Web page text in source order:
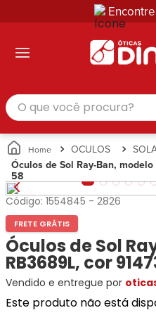
Masculino
Feminino
Infantil
Unissex
Busque
Por
Marcas
Ana
Hickmann
Bulget
Miu-
Miu
Guess
Lacoste
Categorias
Masculino
Feminino
Infantil
Unissex
Busque
Por
Marcas
Ray-
Ban
Prada
Ana
Hickmann
Tecnol
Correntes
para
Óculos
Estojos
para
Óculos
Soluções
Cuidados
Busque
Ray-
Ban
Exchange
Tommy
Hilfiger
Ana
Hickmann
Guess
Speedo
Categoria
Armações
de Óculos
Óculos
de Sol
para
Óculos
Estojo
para
Óculos
Gênero
Masculino
Feminino
O que você procura?
OCULOS
Óculos de Sol Ray-Ban,
58
Código: 1554845 - 2826
FRETE GRÁTIS
Óculos de Sol
RB3689L, cor
Vendido e entregue por
Este produto não está